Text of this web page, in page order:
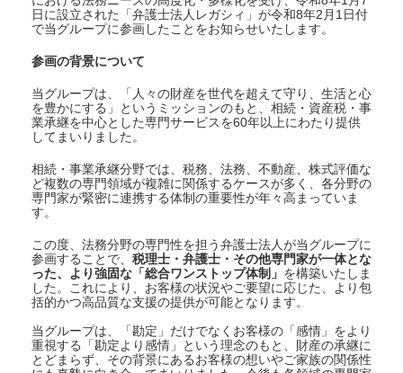
日に設立された「弁護士法人レガシィ」が令和8年2月1日付
で当グループに参画したことをお知らせいたします。
参画の背景について
当グループは、「人々の財産を世代を超えて守り、生活と心
を豊かにする」というミッションのもと、相続・資産税・事
業承継を中心とした専門サービスを60年以上にわたり提供
してまいりました。
相続・事業承継分野では、税務、法務、不動産、株式評価な
ど複数の専門領域が複雑に関係するケースが多く、各分野の
専門家が緊密に連携する体制の重要性が年々高まっていま
す。
この度、法務分野の専門性を担う弁護士法人が当グループに
参画することで、 税理士・弁護士・その他専門家が一体とな
った、より強固な「総合ワンストップ体制」 を構築いたしま
した。これにより、お客様の状況やご要望に応じた、より包
括的かつ高品質な支援の提供が可能となります。
当グループは、「勘定」だけでなくお客様の「感情」をより
重視する「勘定より感情」という理念のもと、財産の承継に
とどまらず、その背景にあるお客様の想いやご家族の関係性